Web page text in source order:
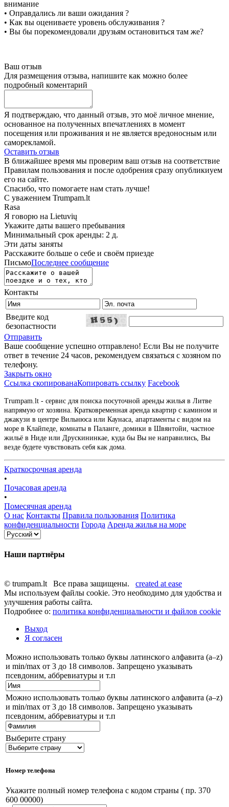
внимание
• Оправдались ли ваши ожидания ?
• Как вы оцениваете уровень обслуживания ?
• Вы бы порекомендовали друзьям остановиться там же?
Ваш отзыв
Для размещения отзыва, напишите как можно более
подробный коментарий
Я подтверждаю, что данный отзыв, это моё личное мнение,
основанное на полученных впечатлениях в момент
посещения или проживания и не является вредоносным или
саморекламой.
Оставить отзыв
В ближайшее время мы проверим ваш отзыв на соответствие
Правилам пользования и после одобрения сразу опубликиуем
его на сайте.
Спасибо, что помогаете нам стать лучше!
С уважением Trumpam.lt
Rasa
Я говорю на Lietuvių
Укажите даты вашего пребывания
Минимальный срок аренды: 2 д.
Эти даты заняты
Расскажите больше о себе и своём приезде
ПисьмоПоследнее сообщение
Контакты
Введите код
безопастности
Отправить
Ваше сообщение успешно отправлено! Если Вы не получите
ответ в течение 24 часов, рекомендуем связаться с хозяном по
телефону.
Закрыть окно
Ссылка скопированаКопировать ссылку Facebook
Trumpam.lt - сервис для поиска посуточной аренды жилья в Литве
напрямую от хозяина. Кратковременная аренда квартир с камином и
джакузи в центре Вильнюса или Каунаса, апартаменты с видом на
море в Клайпеде, комнаты в Паланге, домики в Швянтойи, частное
жильё в Ниде или Друскининкае, куда бы Вы не направились, Вы
везде будете чувствовать себя как дома.
Краткосрочная аренда
•
Почасовая аренда
•
Помесячная аренда
О нас Контакты Правила пользования Политика
конфиденциальности Города Аренда жилья на море
Наши партнёры
© trumpam.lt Все права защищены. created at ease
Мы используем файлы cookie. Это необходимо для удобства и
улучшения работы сайта.
Подробнее о: политика конфиденциальности и файлов cookie
Выход
Я согласен
Можно использовать только буквы латинского алфавита (a–z)
и min/max от 3 до 18 символов. Запрещено указывать
псевдоним, аббревиатуры и т.п
Можно использовать только буквы латинского алфавита (a–z)
и min/max от 3 до 18 символов. Запрещено указывать
псевдоним, аббревиатуры и т.п
Выберите страну
Номер телефона
Укажите полный номер телефона с кодом страны ( пр. 370
600 00000)